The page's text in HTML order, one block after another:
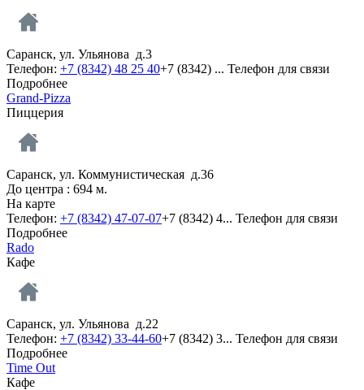
Саранск, ул. Ульянова д.3
Телефон: +7 (8342) 48 25 40+7 (8342) ... Телефон для связи
Подробнее
Grand-Pizza
Пиццерия
Саранск, ул. Коммунистическая д.36
До центра : 694 м.
На карте
Телефон: +7 (8342) 47-07-07+7 (8342) 4... Телефон для связи
Подробнее
Rado
Кафе
Саранск, ул. Ульянова д.22
Телефон: +7 (8342) 33-44-60+7 (8342) 3... Телефон для связи
Подробнее
Time Out
Кафе